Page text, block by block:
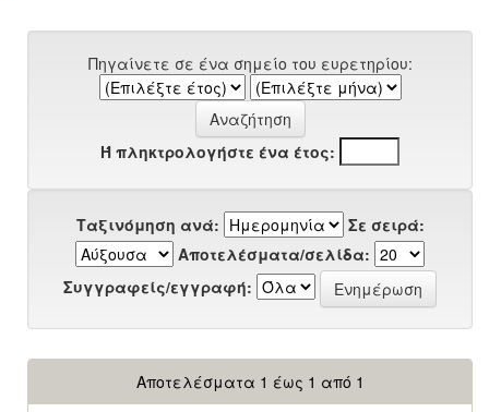
Πηγαίνετε σε ένα σημείο του ευρετηρίου:
Ή πληκτρολογήστε ένα έτος:
Ταξινόμηση ανά:
Σε σειρά:
Αποτελέσματα/σελίδα:
Συγγραφείς/εγγραφή:
Αποτελέσματα 1 έως 1 από 1